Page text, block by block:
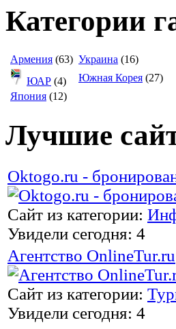
Категории
Армения (63) Украина (16)
ЮАР (4) Южная Корея (27)
Япония (12)
Лучшие
Oktogo.ru -
Сайт из категории:
Увидели сегодня: 4
Агентство OnlineTur.ru
Сайт из категории:
Увидели сегодня: 4